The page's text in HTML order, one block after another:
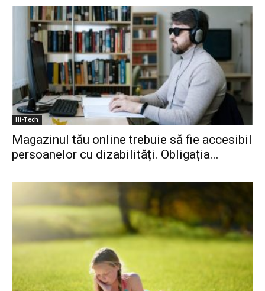
Hi-Tech
Magazinul tău online trebuie să fie accesibil
persoanelor cu dizabilități. Obligația...